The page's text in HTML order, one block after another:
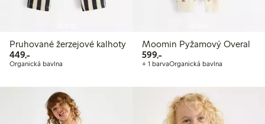
Pruhované žerzejové kalhoty
449,-449,00 Kč
Organická bavlna
Moomin Pyžamový Overal
599,-599,00 Kč
+ 1 barvaOrganická bavlna